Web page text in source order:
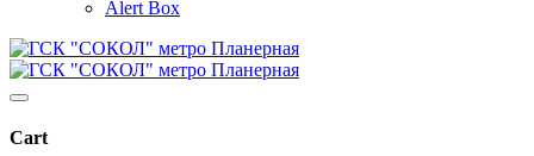
Alert Box
Cart